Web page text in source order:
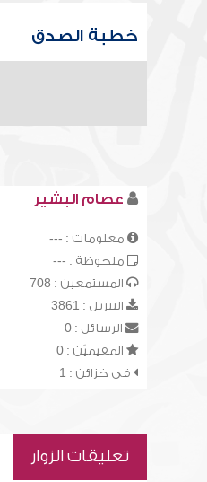
خطبة الصدق
عصام البشير
معلومات : ---
ملحوظة : ---
المستمعين : 708
التنزيل : 3861
الرسائل : 0
المقيميّن : 0
في خزائن : 1
تعليقات الزوار